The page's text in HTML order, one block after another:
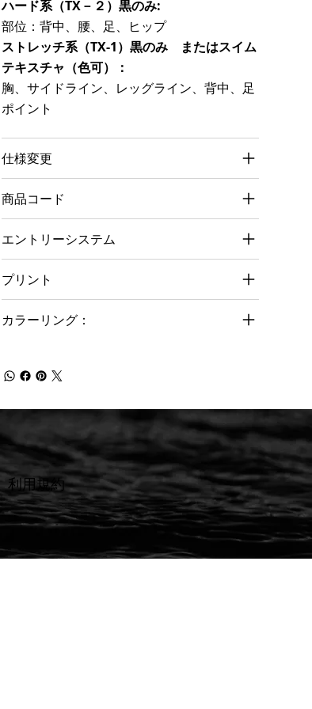
ハード系（TX－２）黒のみ:
部位：背中、腰、足、ヒップ
ストレッチ系（TX-1）黒のみ またはスイム
テキスチャ（色可）：
胸、サイドライン、レッグライン、背中、足
ポイント
仕様変更
商品コード
エントリーシステム
プリント
カラーリング：
​利用規約